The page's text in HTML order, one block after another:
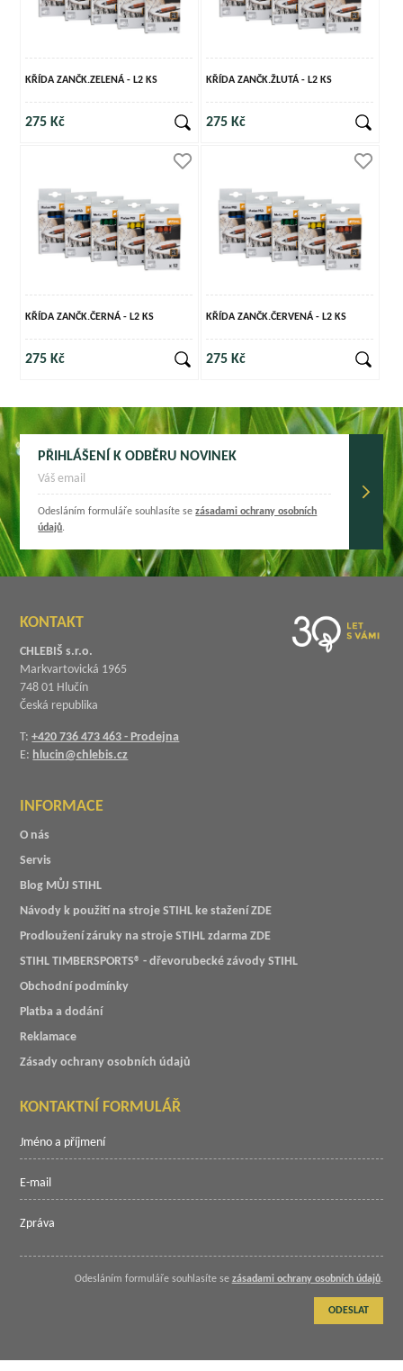
KŘÍDA ZANČK.ZELENÁ - L2 KS
275 Kč
KŘÍDA ZANČK.ŽLUTÁ - L2 KS
275 Kč
KŘÍDA ZANČK.ČERNÁ - L2 KS
275 Kč
KŘÍDA ZANČK.ČERVENÁ - L2 KS
275 Kč
PŘIHLÁŠENÍ K ODBĚRU NOVINEK
Odesláním formuláře souhlasíte sezásadami ochrany osobních
údajů.
KONTAKT
CHLEBIŠ s.r.o.
Markvartovická 1965
748 01 Hlučín
Česká republika
T:+420 736 473 463 - Prodejna
E: hlucin@chlebis.cz
INFORMACE
O nás
Servis
Blog MŮJ STIHL
Návody k použití na stroje STIHL ke stažení ZDE
Prodloužení záruky na stroje STIHL zdarma ZDE
STIHL TIMBERSPORTS® - dřevorubecké závody STIHL
Obchodní podmínky
Platba a dodání
Reklamace
Zásady ochrany osobních údajů
KONTAKTNÍ FORMULÁŘ
Odesláním formuláře souhlasíte se zásadami ochrany osobních údajů.
ODESLAT